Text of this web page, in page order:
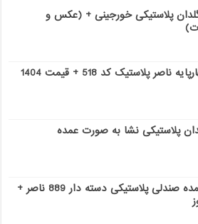
پلاستیکی خورجینی + (عکس و
ناصر پلاستیک کد 518 + قیمت 1404
پلاستیکی نشا به صورت عمده
پخش عمده صندلی پلاستیکی دسته دار 889 ناصر +